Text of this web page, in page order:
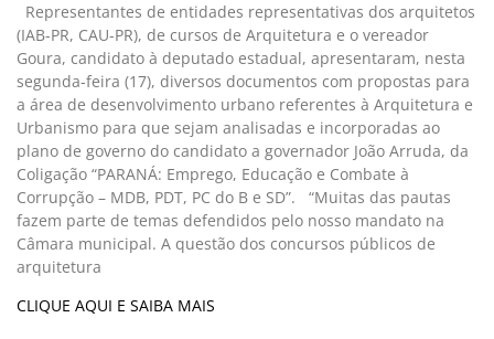
Representantes de entidades representativas dos arquitetos
(IAB-PR, CAU-PR), de cursos de Arquitetura e o vereador
Goura, candidato à deputado estadual, apresentaram, nesta
segunda-feira (17), diversos documentos com propostas para
a área de desenvolvimento urbano referentes à Arquitetura e
Urbanismo para que sejam analisadas e incorporadas ao
plano de governo do candidato a governador João Arruda, da
Coligação “PARANÁ: Emprego, Educação e Combate à
Corrupção – MDB, PDT, PC do B e SD”. “Muitas das pautas
fazem parte de temas defendidos pelo nosso mandato na
Câmara municipal. A questão dos concursos públicos de
arquitetura
CLIQUE AQUI E SAIBA MAIS